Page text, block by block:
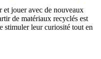
et jouer avec de nouveaux
de matériaux recyclés est
stimuler leur curiosité tout en